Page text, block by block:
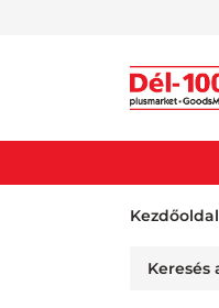
Kezdőoldal